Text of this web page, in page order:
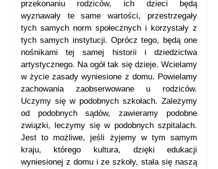
przekonaniu rodziców, ich dzieci będą
wyznawały te same wartości, przestrzegały
tych samych norm społecznych i korzystały z
tych samych instytucji. Oprócz tego, będą one
nośnikami tej samej historii i dziedzictwa
artystycznego. Na ogół tak się dzieje. Wcielamy
w życie zasady wyniesione z domu. Powielamy
zachowania zaobserwowane u rodziców.
Uczymy się w podobnych szkołach. Zależymy
od podobnych sądów, zawieramy podobne
związki, leczymy się w podobnych szpitalach.
Jest to możliwe, jeśli żyjemy w tym samym
kraju, którego kultura, dzięki edukacji
wyniesionej z domu i ze szkoły, stała się naszą